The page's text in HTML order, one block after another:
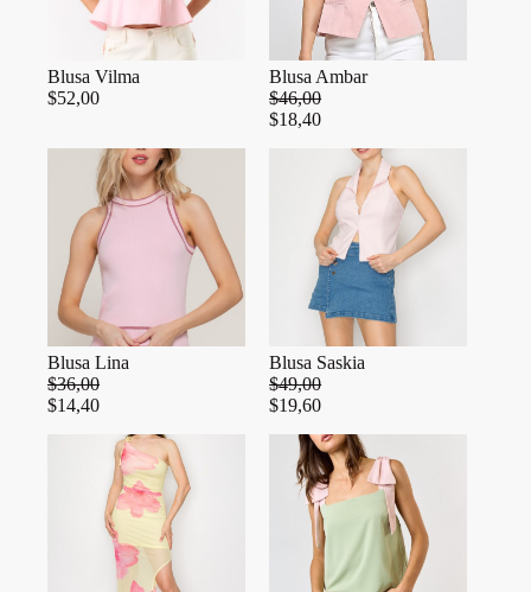
Blusa Vilma
$52,00
Blusa Ambar
$46,00
$18,40
Blusa Lina
$36,00
$14,40
Blusa Saskia
$49,00
$19,60